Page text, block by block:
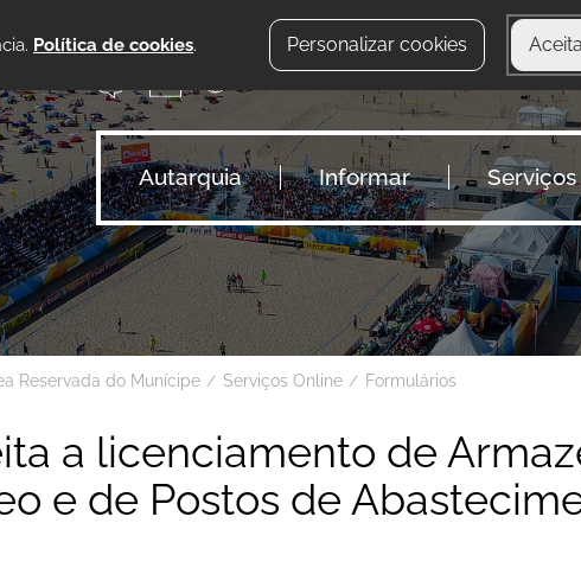
Política de cookies. Personalizar cookies
Autarquia Informar Serviços
Reservada do Munícipe Serviços Online Formulários
a licenciamento de
e de Postos de